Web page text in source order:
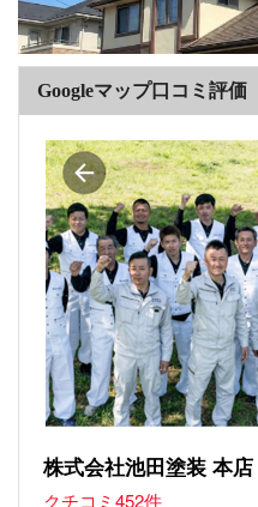
Googleマップ口コミ評価
株式会社池田塗装 本店
クチコミ452件